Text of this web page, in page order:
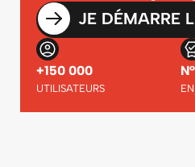
JE DÉMARRE
+150 000
UTILISATEURS